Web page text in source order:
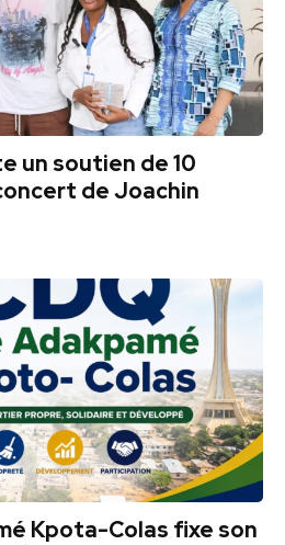
un soutien de 10
de Joachin
Kpota-Colas fixe son